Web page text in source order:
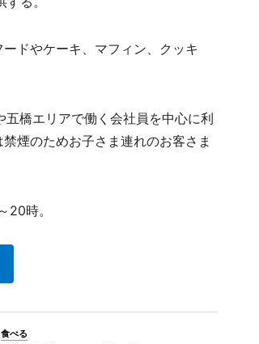
ドやケーキ、マフィン、クッキ
橋エリアで働く会社員を中心に利
煙のためお子さま連れのお客さま
時。
食べる